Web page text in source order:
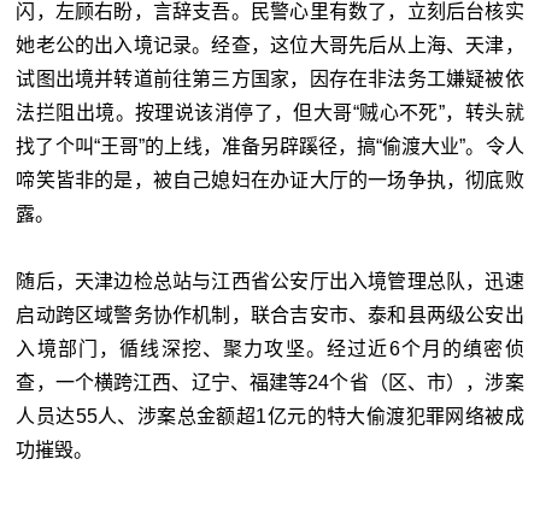
闪，左顾右盼，言辞支吾。民警心里有数了，立刻后台核实
她老公的出入境记录。经查，这位大哥先后从上海、天津，
试图出境并转道前往第三方国家，因存在非法务工嫌疑被依
法拦阻出境。按理说该消停了，但大哥“贼心不死”，转头就
找了个叫“王哥”的上线，准备另辟蹊径，搞“偷渡大业”。令人
啼笑皆非的是，被自己媳妇在办证大厅的一场争执，彻底败
露。
随后，天津边检总站与江西省公安厅出入境管理总队，迅速
启动跨区域警务协作机制，联合吉安市、泰和县两级公安出
入境部门，循线深挖、聚力攻坚。经过近6个月的缜密侦
查，一个横跨江西、辽宁、福建等24个省（区、市），涉案
人员达55人、涉案总金额超1亿元的特大偷渡犯罪网络被成
功摧毁。